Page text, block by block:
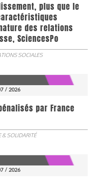
plus que le
des relations
SciencesPo
SOCIALES
/ 2026
par France
& SOLIDARITÉ
/ 2026